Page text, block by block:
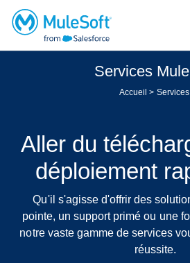
Services
Accueil Services
Aller du
déploiement
Qu'il s'agisse d'offrir des
pointe, un support primé ou une
notre vaste gamme de services
réussite.